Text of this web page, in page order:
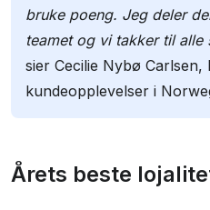
bruke poeng. Jeg deler
teamet og vi takker til alle
sier Cecilie Nybø
kundeopplevelser i
Årets beste